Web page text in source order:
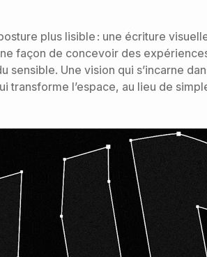
plus lisible : une écriture
façon de concevoir des
sensible. Une vision qui s’incarne
transforme l’espace, au lieu de